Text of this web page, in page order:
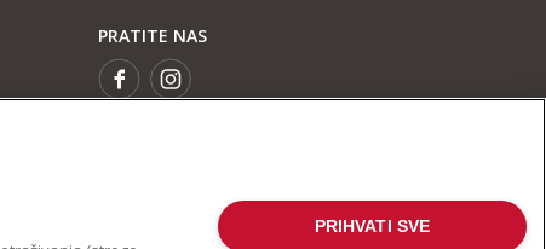
PRATITE NAS
PRIHVATI SVE